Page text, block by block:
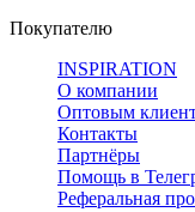
Покупателю
INSPIRATION
О компании
Оптовым
Контакты
Партнёры
Помощь в
Реферальная